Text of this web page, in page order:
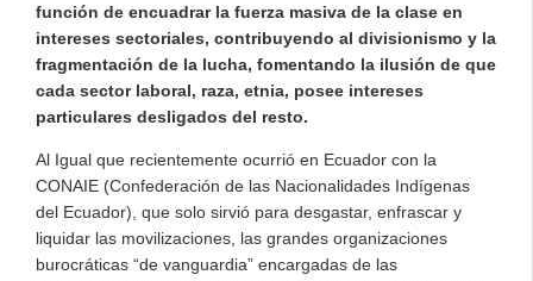
función de encuadrar la fuerza masiva de la clase en
intereses sectoriales, contribuyendo al divisionismo y la
fragmentación de la lucha, fomentando la ilusión de que
cada sector laboral, raza, etnia, posee intereses
particulares desligados del resto.
Al Igual que recientemente ocurrió en Ecuador con la
CONAIE (Confederación de las Nacionalidades Indígenas
del Ecuador), que solo sirvió para desgastar, enfrascar y
liquidar las movilizaciones, las grandes organizaciones
burocráticas “de vanguardia” encargadas de las